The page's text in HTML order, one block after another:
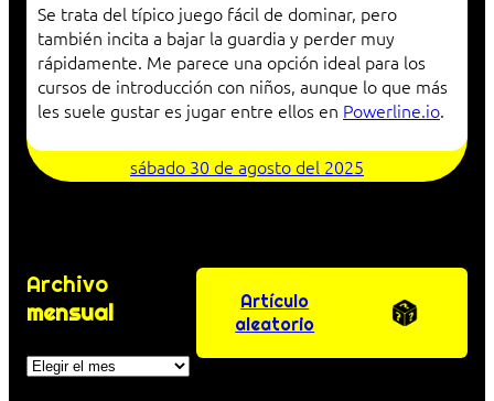
Se trata del típico juego fácil de dominar, pero
también incita a bajar la guardia y perder muy
rápidamente. Me parece una opción ideal para los
cursos de introducción con niños, aunque lo que más
les suele gustar es jugar entre ellos en Powerline.io.
sábado 30 de agosto del 2025
Archivo
mensual
Archivos
Artículo
aleatorio